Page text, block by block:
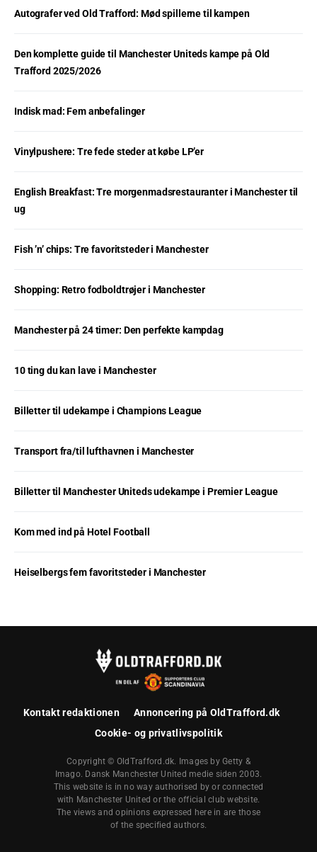
Autografer ved Old Trafford: Mød spillerne til kampen
Den komplette guide til Manchester Uniteds kampe på Old
Trafford 2025/2026
Indisk mad: Fem anbefalinger
Vinylpushere: Tre fede steder at købe LP’er
English Breakfast: Tre morgenmadsrestauranter i Manchester til
ug
Fish ’n’ chips: Tre favoritsteder i Manchester
Shopping: Retro fodboldtrøjer i Manchester
Manchester på 24 timer: Den perfekte kampdag
10 ting du kan lave i Manchester
Billetter til udekampe i Champions League
Transport fra/til lufthavnen i Manchester
Billetter til Manchester Uniteds udekampe i Premier League
Kom med ind på Hotel Football
Heiselbergs fem favoritsteder i Manchester
Kontakt redaktionen
Annoncering på OldTrafford.dk
Cookie- og privatlivspolitik
Copyright © OldTrafford.dk. Images by Getty &
Imago. Dansk Manchester United medie siden 2003.
This website is in no way authorised by or connected
with Manchester United or the official club website.
The views and opinions expressed here in are those
of the specified authors.